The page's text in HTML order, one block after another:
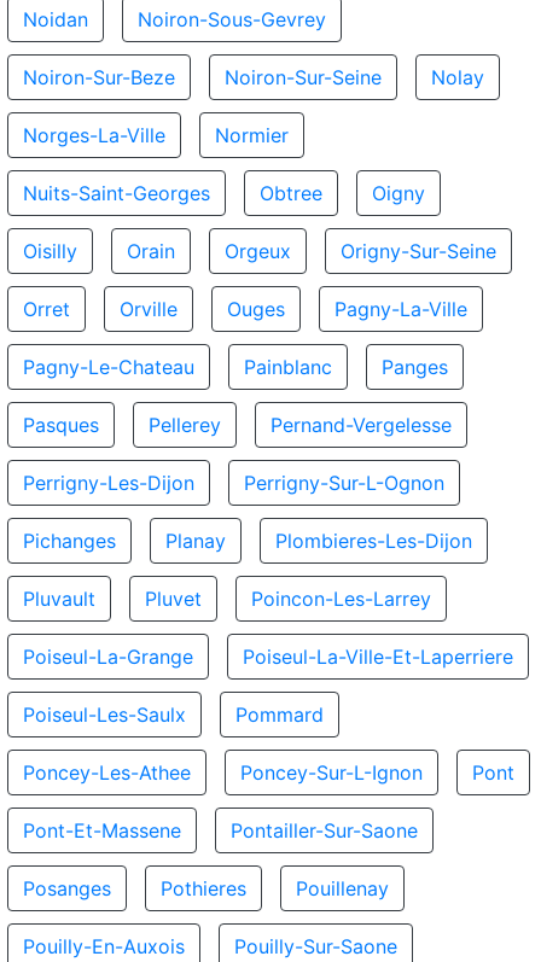
Noidan Noiron-Sous-Gevrey
Noiron-Sur-Beze Noiron-Sur-Seine Nolay
Norges-La-Ville Normier
Nuits-Saint-Georges Obtree Oigny
Oisilly Orain Orgeux Origny-Sur-Seine
Orret Orville Ouges Pagny-La-Ville
Pagny-Le-Chateau Painblanc Panges
Pasques Pellerey Pernand-Vergelesse
Perrigny-Les-Dijon Perrigny-Sur-L-Ognon
Pichanges Planay Plombieres-Les-Dijon
Pluvault Pluvet Poincon-Les-Larrey
Poiseul-La-Grange Poiseul-La-Ville-Et-Laperriere
Poiseul-Les-Saulx Pommard
Poncey-Les-Athee Poncey-Sur-L-Ignon Pont
Pont-Et-Massene Pontailler-Sur-Saone
Posanges Pothieres Pouillenay
Pouilly-En-Auxois Pouilly-Sur-Saone